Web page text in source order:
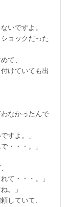
いですよ。
ョックだった
て、
けていても出
なかったんで
すよ。」
・・・。」
て・・・。」
。」
していて、